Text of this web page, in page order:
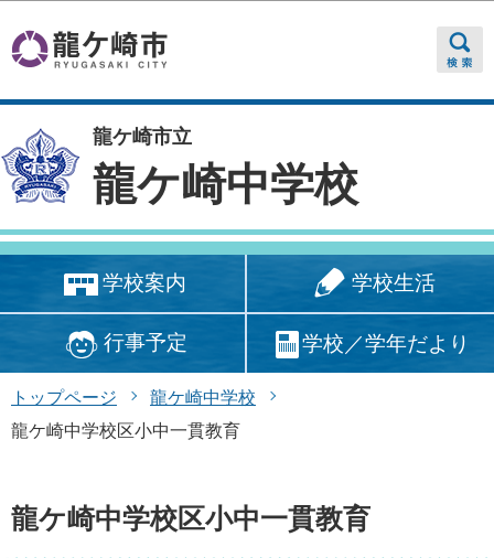
龍ケ崎市立
龍ケ崎中学校
学校案内 学校生活
行事予定 学校／学年だより
トップページ
龍ケ崎中学校
龍ケ崎中学校区小中一貫教育
龍ケ崎中学校区小中一貫教育